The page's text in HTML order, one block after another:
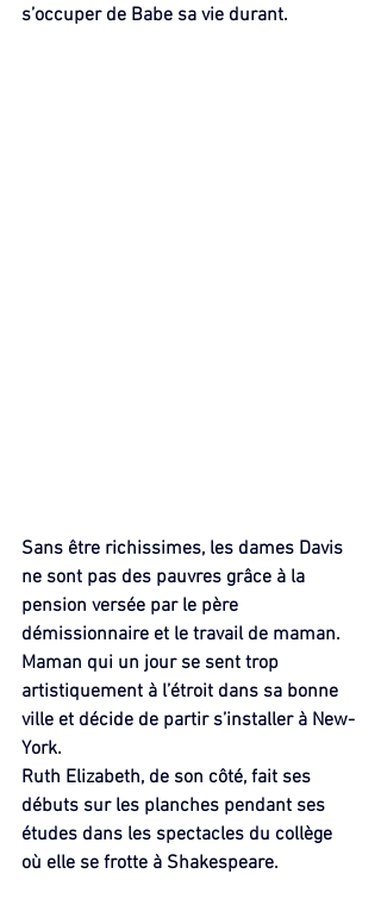
s’occuper de Babe sa vie durant.
Sans être richissimes, les dames Davis
ne sont pas des pauvres grâce à la
pension versée par le père
démissionnaire et le travail de maman.
Maman qui un jour se sent trop
artistiquement à l’étroit dans sa bonne
ville et décide de partir s’installer à New-
York.
Ruth Elizabeth, de son côté, fait ses
débuts sur les planches pendant ses
études dans les spectacles du collège
où elle se frotte à Shakespeare.